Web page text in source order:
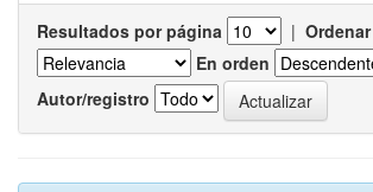
Resultados por página |
En orden
Autor/registro